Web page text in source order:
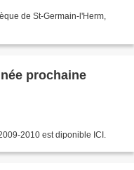
de St-Germain-l'Herm,
prochaine
2010 est diponible ICI.